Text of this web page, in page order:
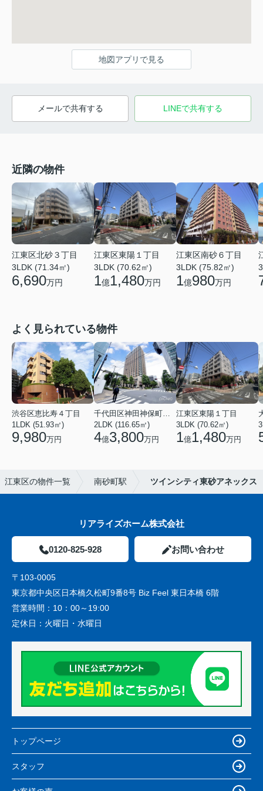
地図アプリで見る
メールで共有する LINEで共有する
近隣の物件
江東区北砂３丁目
3LDK (71.34㎡)
6,690万円
江東区東陽１丁目
3LDK (70.62㎡)
1億1,480万円
江東区南砂６丁目
3LDK (75.82㎡)
1億980万円
よく見られている物件
渋谷区恵比寿４丁目
1LDK (51.93㎡)
9,980万円
千代田区神田神保町１丁目
2LDK (116.65㎡)
4億3,800万円
江東区東陽１丁目
3LDK (70.62㎡)
1億1,480万円
江東区の物件一覧 南砂町駅 ツインシティ東砂アネックス
リアライズホーム株式会社
0120-825-928 お問い合わせ
〒103-0005
東京都中央区日本橋久松町9番8号 Biz Feel 東日本橋 6階
営業時間： 10：00～19:00
定休日： 火曜日・水曜日
トップページ
スタッフ